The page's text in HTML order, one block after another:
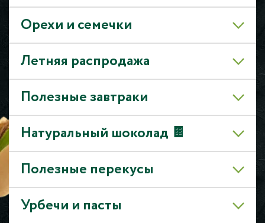
Орехи и семечки
Летняя распродажа
Полезные завтраки
Натуральный шоколад 🍫
Полезные перекусы
Урбечи и пасты